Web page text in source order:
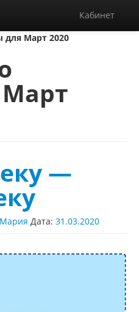
Кабинет
для Март 2020
Март
—
Мария Дата: 31.03.2020